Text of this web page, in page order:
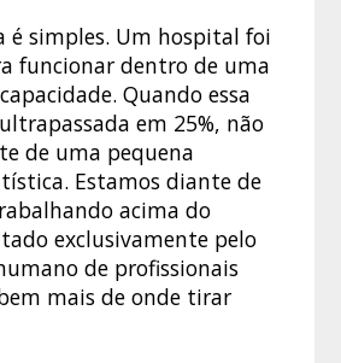
é simples. Um hospital foi
funcionar dentro de uma
Quando essa
em 25%, não
de uma pequena
Estamos diante de
acima do
exclusivamente pelo
de profissionais
mais de onde tirar